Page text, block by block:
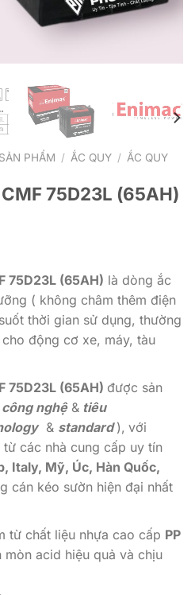
PHẨM / ẮC QUY / ẮC QUY
75D23L (65AH)
75D23L (65AH) là dòng ắc
( không châm thêm điện
thời gian sử dụng, thường
động cơ xe, máy, tàu
75D23L (65AH) được sản
công nghệ& tiêu
& standard), với
các nhà cung cấp uy tín
Italy, Mỹ, Úc, Hàn Quốc,
cán kéo sườn hiện đại nhất
từ chất liệu nhựa cao cấp PP
acid hiệu quả và chịu